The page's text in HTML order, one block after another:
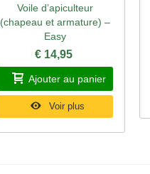
Aperçu rapide
Voile d’apiculteur
(chapeau et armature) –
Easy
€ 14,95
Ajouter au panier
Voir plus